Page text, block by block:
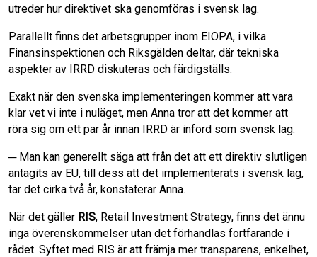
utreder hur direktivet ska genomföras i svensk lag.
Parallellt finns det arbetsgrupper inom EIOPA, i vilka
Finansinspektionen och Riksgälden deltar, där tekniska
aspekter av IRRD diskuteras och färdigställs.
Exakt när den svenska implementeringen kommer att vara
klar vet vi inte i nuläget, men Anna tror att det kommer att
röra sig om ett par år innan IRRD är införd som svensk lag.
─ Man kan generellt säga att från det att ett direktiv slutligen
antagits av EU, till dess att det implementerats i svensk lag,
tar det cirka två år, konstaterar Anna.
När det gäller RIS, Retail Investment Strategy, finns det ännu
inga överenskommelser utan det förhandlas fortfarande i
rådet. Syftet med RIS är att främja mer transparens, enkelhet,